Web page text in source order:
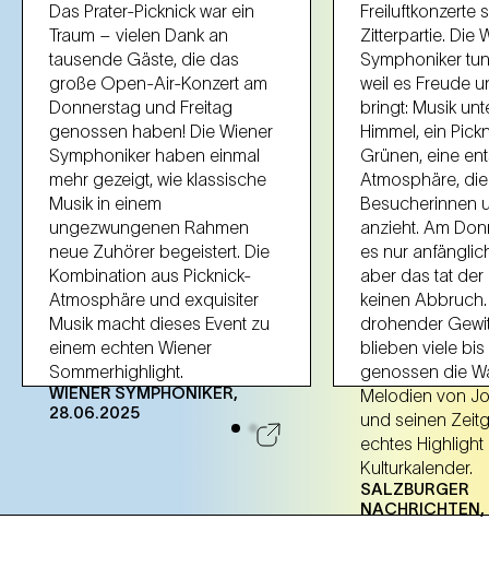
Das Prater-Picknick war ein
Traum – vielen Dank an
tausende Gäste, die das
große Open-Air-Konzert am
Donnerstag und Freitag
genossen haben! Die Wiener
Symphoniker haben einmal
mehr gezeigt, wie klassische
Musik in einem
ungezwungenen Rahmen
neue Zuhörer begeistert. Die
Kombination aus Picknick-
Atmosphäre und exquisiter
Musik macht dieses Event zu
einem echten Wiener
Sommerhighlight.
WIENER SYMPHONIKER,
28.06.2025
Freiluftkonzerte
Zitterpartie. Die
Symphoniker
weil es Freude
bringt: Musik
Himmel, ein
Grünen, eine
Atmosphäre,
Besucherinnen
anzieht. Am
es nur
aber das tat der
keinen Abbruch.
drohender
blieben viele
genossen die
Melodien von
und seinen
echtes Highlight
Kulturkalender.
SALZBURGER